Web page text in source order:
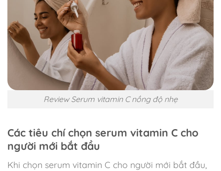
Review Serum vitamin C nồng độ nhẹ
Các tiêu chí chọn serum vitamin C cho
người mới bắt đầu
Khi chọn serum vitamin C cho người mới bắt đầu,